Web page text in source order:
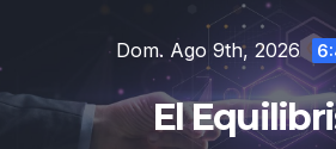
contenido
Dom. Ago 9th, 2026
El